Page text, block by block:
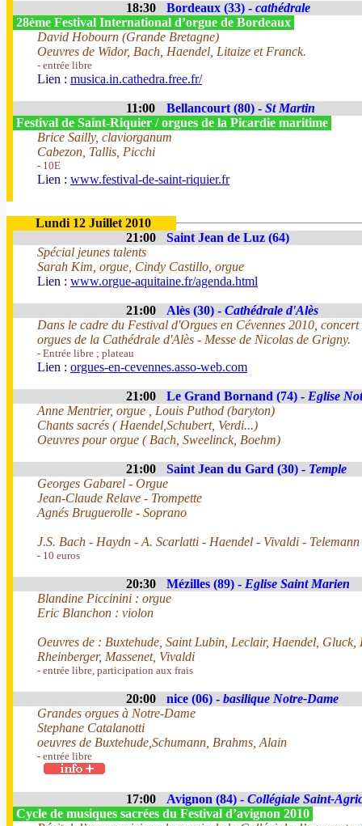
18:30 Bordeaux (33) - cathédrale
28ème Festival International d’orgue de Bordeaux
David Hobourn (Grande Bretagne)
Oeuvres de Widor, Bach, Haendel, Litaize et Franck.
- entrée libre
Lien : musica.in.cathedra.free.fr/
11:00 Bellancourt (80) - St Martin
Festival de Saint-Riquier / orgues de la Picardie maritime
Brice Sailly, claviorganum
Cabezon, Tallis, Picchi
- 10E
Lien : www.festival-de-saint-riquier.fr
Lundi 12 Juillet 2010
21:00
Saint Jean de Luz (64)
Spécial jeunes talents
Sarah Kim, orgue, Cindy Castillo, orgue
Lien : www.orgue-aquitaine.fr/agenda.html
21:00 Alès (30) - Cathédrale d'Alès
Dans le cadre du Festival d'Orgues en Cévennes 2010,
orgues de la Cathédrale d'Alès - Messe de Nicolas de Grigny.
- Entrée libre ; plateau
Lien : orgues-en-cevennes.asso-web.com
21:00 Le Grand Bornand (74) - Eglise
Anne Mentrier, orgue , Louis Puthod (baryton)
Chants sacrés ( Haendel,Schubert, Verdi...)
Oeuvres pour orgue ( Bach, Sweelinck, Boehm)
21:00 Saint Jean du Gard (30) - Temple
Georges Gabarel - Orgue
Jean-Claude Relave - Trompette
Agnés Bruguerolle - Soprano
J.S. Bach - Haydn - A. Scarlatti - Haendel - Vivaldi -
- 10 euros
20:30 Mézilles (89) - Eglise Saint Marien
Blandine Piccinini : orgue
Eric Blanchon : violon
Oeuvres de : Buxtehude, Saint Lubin, Leclair, Haendel,
Rheinberger, Massenet, Vivaldi
- entrée libre, participation aux frais
20:00 nice (06) - basilique Notre-Dame
Grandes orgues à Notre-Dame
Stephane Catalanotti
oeuvres de Buxtehude,Schumann, Brahms, Alain
- entrée libre
17:00 Avignon (84) - Collégiale Saint-
Cycle de musiques sacrées du Festival d’avignon 2010